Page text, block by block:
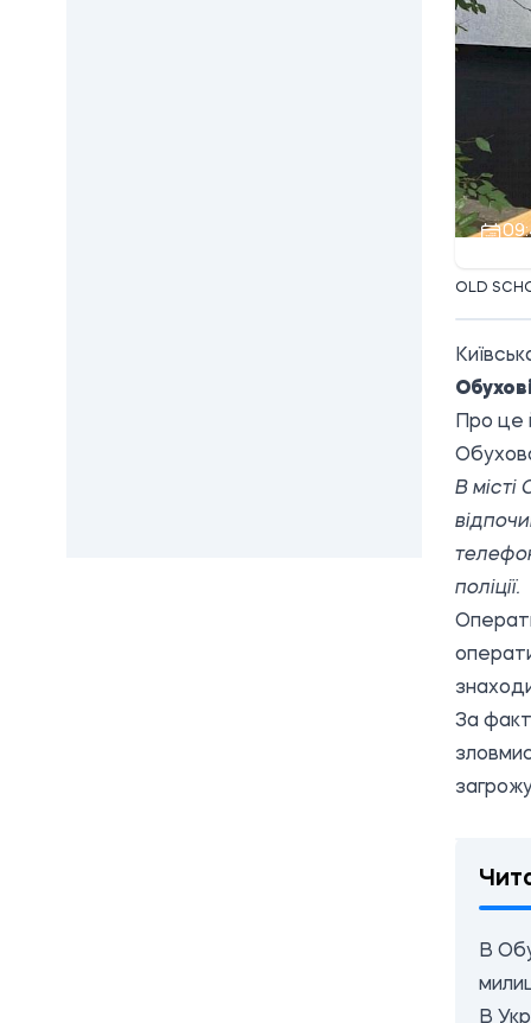
OLD
Про це
В місті
поліції.
За
В
В